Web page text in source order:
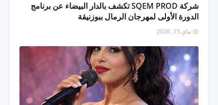
شركة SQEM PROD تكشف بالدار البيضاء عن برنامج
الدورة الأولى لمهرجان الرمال ببوزنيقة
ماي 15, 2026